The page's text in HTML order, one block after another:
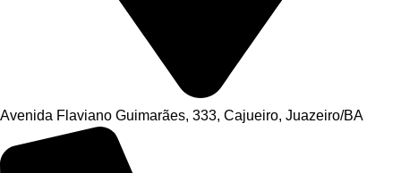
Avenida Flaviano Guimarães, 333, Cajueiro, Juazeiro/BA